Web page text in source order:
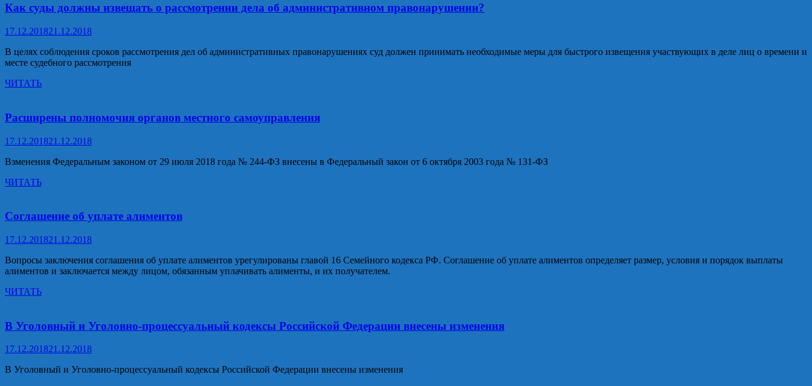
Как суды должны извещать о рассмотрении дела об административном правонарушении?
17.12.201821.12.2018
В целях соблюдения сроков рассмотрения дел об административных правонарушениях суд должен принимать необходимые меры для быстрого извещения участвующих в деле лиц о времени и
месте судебного рассмотрения
Как
извещать
о
рассмотрении
дела
об
административном
правонарушении?
ЧИТАТЬ
Расширены полномочия органов местного самоуправления
17.12.201821.12.2018
Bзменения Федеральным законом от 29 июля 2018 года № 244-ФЗ внесены в Федеральный закон от 6 октября 2003 года № 131-ФЗ
Расширены
местного
ЧИТАТЬ
Соглашение об уплате алиментов
17.12.201821.12.2018
Вопросы заключения соглашения об уплате алиментов урегулированы главой 16 Семейного кодекса РФ. Соглашение об уплате алиментов определяет размер, условия и порядок выплаты
алиментов и заключается между лицом, обязанным уплачивать алименты, и их получателем.
Соглашение
алиментов
ЧИТАТЬ
В Уголовный и Уголовно-процессуальный кодексы Российской Федерации внесены изменения
17.12.201821.12.2018
В Уголовный и Уголовно-процессуальный кодексы Российской Федерации внесены изменения